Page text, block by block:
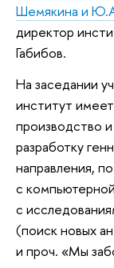
Шемякина и
директор
Габибов.
На заседании
институт
производство
разработку
направления,
с
с
(поиск новых
и проч. «Мы